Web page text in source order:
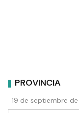
PROVINCIA
19 de septiembre de